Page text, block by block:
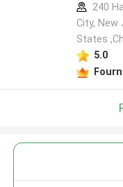
240
City, New
States
5.0